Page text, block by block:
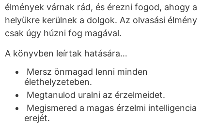
élmények várnak rád, és érezni fogod, ahogy a
helyükre kerülnek a dolgok. Az olvasási élmény
csak úgy húzni fog magával.
A könyvben leírtak hatására…
Mersz önmagad lenni minden
élethelyzeteben.
Megtanulod uralni az érzelmeidet.
Megismered a magas érzelmi intelligencia
erejét.